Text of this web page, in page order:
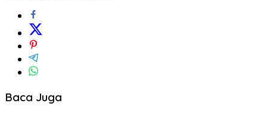
Baca Juga